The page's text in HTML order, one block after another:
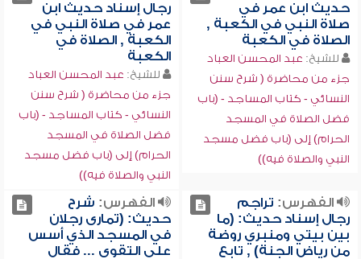
حديث ابن عمر في
صلاة النبي في الكعبة ,
الصلاة في الكعبة
للشيخ: عبد المحسن العباد
جزء من محاضرة ( شرح سنن
النسائي - كتاب المساجد - (باب
فضل الصلاة في المسجد
الحرام) إلى (باب فضل مسجد
النبي والصلاة فيه))
رجال إسناد حديث ابن
عمر في صلاة النبي في
الكعبة , الصلاة في
الكعبة
للشيخ: عبد المحسن العباد
جزء من محاضرة ( شرح سنن
النسائي - كتاب المساجد - (باب
فضل الصلاة في المسجد
الحرام) إلى (باب فضل مسجد
النبي والصلاة فيه))
الفهرس: تراجم
رجال إسناد حديث: (ما
بين بيتي ومنبري روضة
من رياض الجنة) , تابع
الفهرس: شرح
حديث: (تمارى رجلان
في المسجد الذي أسس
على التقوى ... فقال